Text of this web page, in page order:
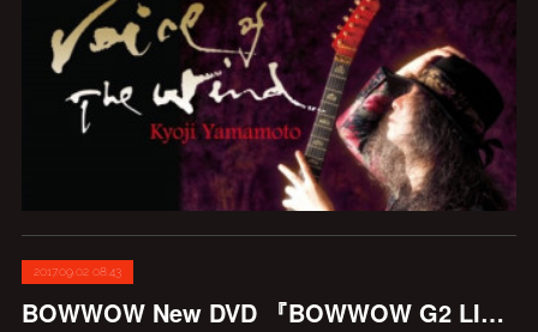
2017.09.02 08:43
BOWWOW New DVD 『BOWWOW G2 LIVE IN TOKYO 2016 ～The 40th Anniversary～』9/23発売決定!!